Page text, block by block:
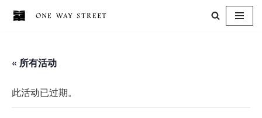
正
« 所有活动
此活动已过期。